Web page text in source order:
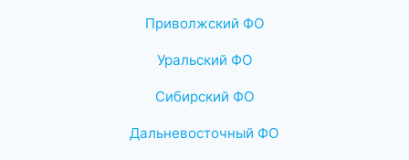
Приволжский ФО
Уральский ФО
Сибирский ФО
Дальневосточный ФО